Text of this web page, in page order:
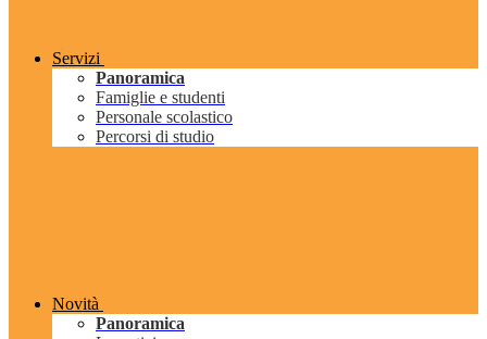
Servizi
Panoramica
Famiglie e studenti
Personale scolastico
Percorsi di studio
Novità
Panoramica